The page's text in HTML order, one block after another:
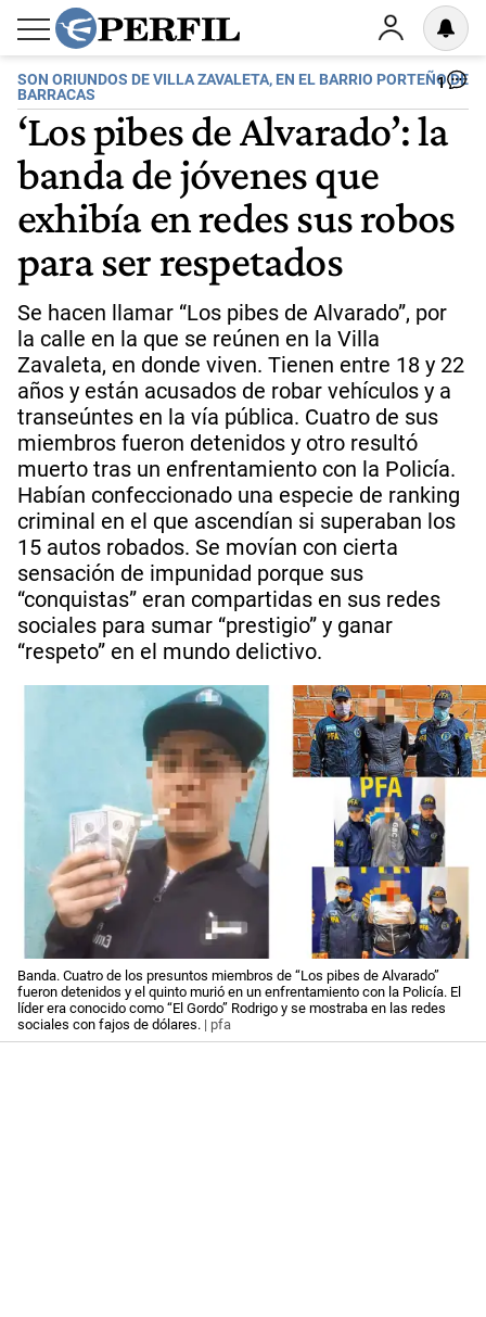
SON ORIUNDOS DE VILLA ZAVALETA, EN EL BARRIO PORTEÑO DE
BARRACAS
1
‘Los pibes de Alvarado’: la
banda de jóvenes que
exhibía en redes sus robos
para ser respetados
Se hacen llamar “Los pibes de Alvarado”, por
la calle en la que se reúnen en la Villa
Zavaleta, en donde viven. Tienen entre 18 y 22
años y están acusados de robar vehículos y a
transeúntes en la vía pública. Cuatro de sus
miembros fueron detenidos y otro resultó
muerto tras un enfrentamiento con la Policía.
Habían confeccionado una especie de ranking
criminal en el que ascendían si superaban los
15 autos robados. Se movían con cierta
sensación de impunidad porque sus
“conquistas” eran compartidas en sus redes
sociales para sumar “prestigio” y ganar
“respeto” en el mundo delictivo.
Banda. Cuatro de los presuntos miembros de “Los pibes de Alvarado”
fueron detenidos y el quinto murió en un enfrentamiento con la Policía. El
líder era conocido como “El Gordo” Rodrigo y se mostraba en las redes
sociales con fajos de dólares. | pfa